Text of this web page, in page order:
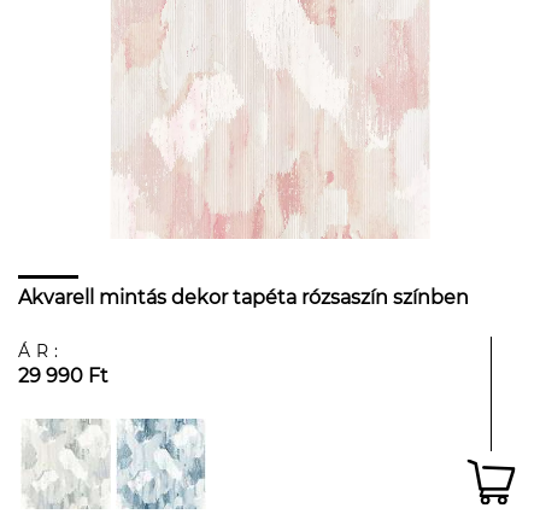
Akvarell mintás dekor tapéta rózsaszín színben
ÁR:
29 990 Ft